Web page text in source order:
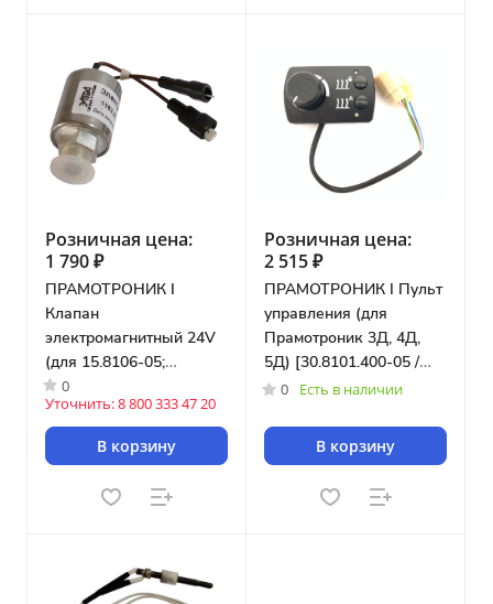
Розничная цена:
1 790 ₽
ПРАМОТРОНИК I
Клапан
электромагнитный 24V
(для 15.8106-05;
15.8106-15; 141.8106;
143.8106; 30ЖД24;
35ЖД24) [ЭМ2401]
0
Уточнить: 8 800 333 47 20
В корзину
Розничная цена:
2 515 ₽
ПРАМОТРОНИК I Пульт
управления (для
Прамотроник 3Д, 4Д,
5Д) [30.8101.400-05 /
ПУ-05]
0 Есть в наличии
В корзину